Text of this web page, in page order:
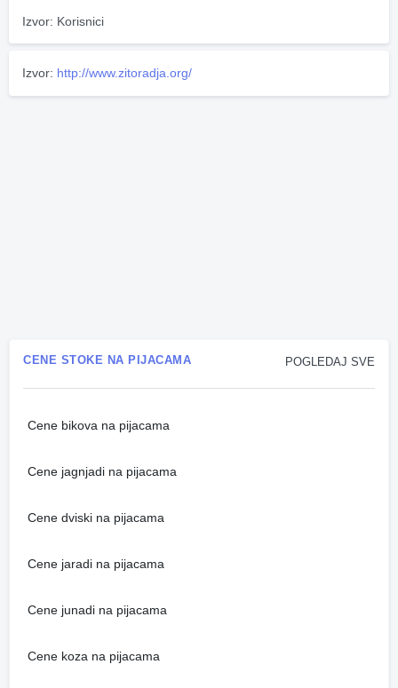
Izvor: Korisnici
Izvor: http://www.zitoradja.org/
POGLEDAJ SVE
CENE STOKE NA PIJACAMA
Cene bikova na pijacama
Cene jagnjadi na pijacama
Cene dviski na pijacama
Cene jaradi na pijacama
Cene junadi na pijacama
Cene koza na pijacama